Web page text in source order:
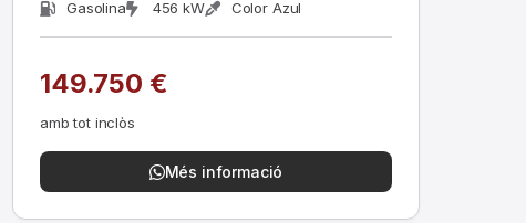
Gasolina
456 kW Color Azul
149.750 €
amb tot inclòs
Més informació